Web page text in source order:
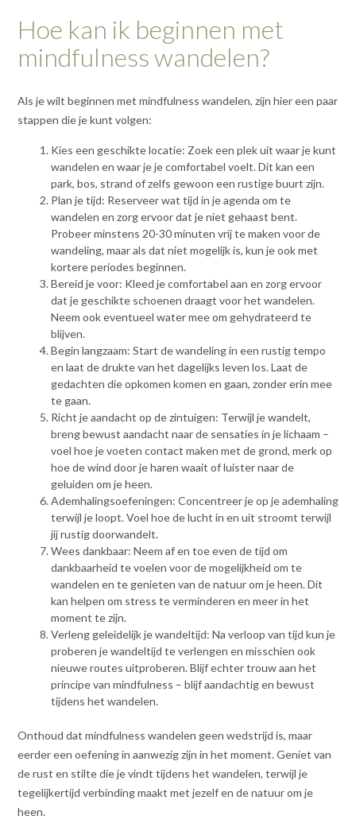
Hoe kan ik beginnen met
mindfulness wandelen?
Als je wilt beginnen met mindfulness wandelen, zijn hier een paar
stappen die je kunt volgen:
Kies een geschikte locatie: Zoek een plek uit waar je kunt
wandelen en waar je je comfortabel voelt. Dit kan een
park, bos, strand of zelfs gewoon een rustige buurt zijn.
Plan je tijd: Reserveer wat tijd in je agenda om te
wandelen en zorg ervoor dat je niet gehaast bent.
Probeer minstens 20-30 minuten vrij te maken voor de
wandeling, maar als dat niet mogelijk is, kun je ook met
kortere periodes beginnen.
Bereid je voor: Kleed je comfortabel aan en zorg ervoor
dat je geschikte schoenen draagt voor het wandelen.
Neem ook eventueel water mee om gehydrateerd te
blijven.
Begin langzaam: Start de wandeling in een rustig tempo
en laat de drukte van het dagelijks leven los. Laat de
gedachten die opkomen komen en gaan, zonder erin mee
te gaan.
Richt je aandacht op de zintuigen: Terwijl je wandelt,
breng bewust aandacht naar de sensaties in je lichaam –
voel hoe je voeten contact maken met de grond, merk op
hoe de wind door je haren waait of luister naar de
geluiden om je heen.
Ademhalingsoefeningen: Concentreer je op je ademhaling
terwijl je loopt. Voel hoe de lucht in en uit stroomt terwijl
jij rustig doorwandelt.
Wees dankbaar: Neem af en toe even de tijd om
dankbaarheid te voelen voor de mogelijkheid om te
wandelen en te genieten van de natuur om je heen. Dit
kan helpen om stress te verminderen en meer in het
moment te zijn.
Verleng geleidelijk je wandeltijd: Na verloop van tijd kun je
proberen je wandeltijd te verlengen en misschien ook
nieuwe routes uitproberen. Blijf echter trouw aan het
principe van mindfulness – blijf aandachtig en bewust
tijdens het wandelen.
Onthoud dat mindfulness wandelen geen wedstrijd is, maar
eerder een oefening in aanwezig zijn in het moment. Geniet van
de rust en stilte die je vindt tijdens het wandelen, terwijl je
tegelijkertijd verbinding maakt met jezelf en de natuur om je
heen.